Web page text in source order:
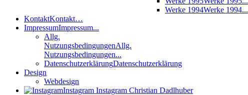
Werke 1994Werke 1994...
KontaktKontakt…
ImpressumImpressum...
Allg.
NutzungsbedingungenAllg.
Nutzungsbedingungen...
DatenschutzerklärungDatenschutzerklärung
Design
Webdesign
Instagram Instagram Christian Dadlhuber